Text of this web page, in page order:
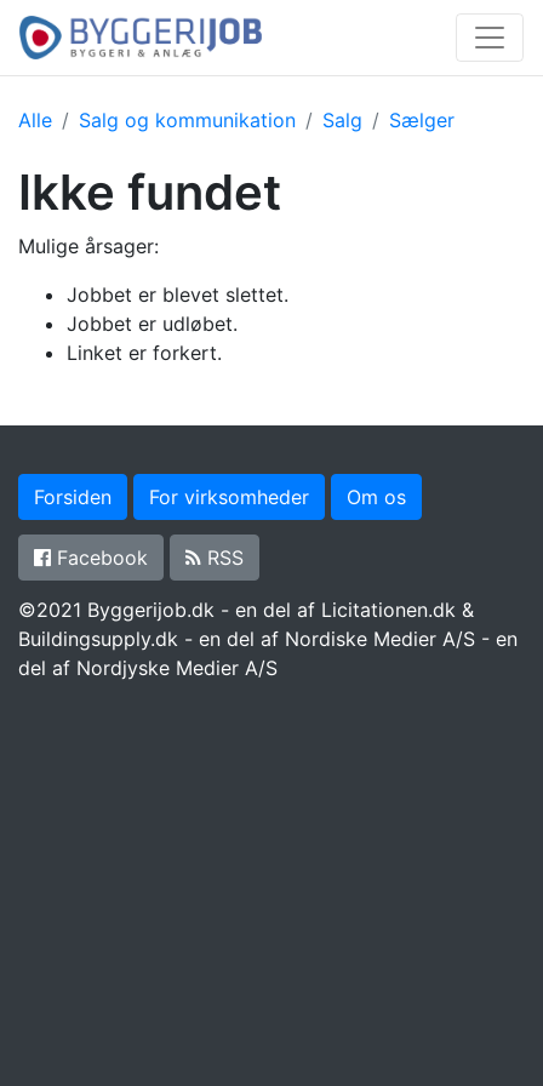
Alle Salg og kommunikation Salg Sælger
Ikke fundet
Mulige årsager:
Jobbet er blevet slettet.
Jobbet er udløbet.
Linket er forkert.
Forsiden For virksomheder Om os
Facebook RSS
©2021 Byggerijob.dk - en del af Licitationen.dk &
Buildingsupply.dk - en del af Nordiske Medier A/S - en
del af Nordjyske Medier A/S